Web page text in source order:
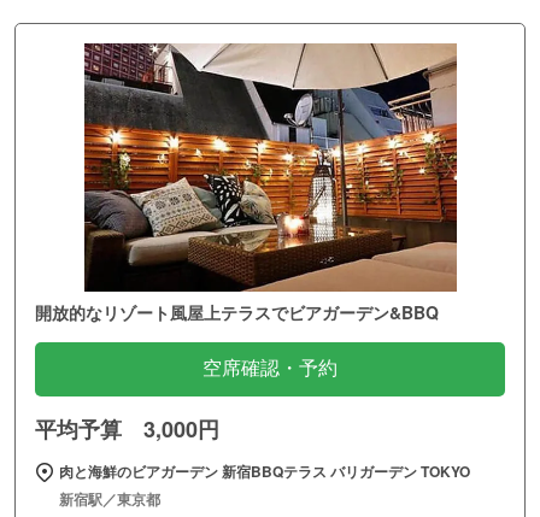
開放的なリゾート風屋上テラスでビアガーデン&BBQ
空席確認・予約
平均予算 3,000円
肉と海鮮のビアガーデン 新宿BBQテラス バリガーデン TOKYO
新宿駅／東京都